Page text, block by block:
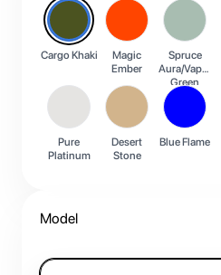
Cargo Khaki
Magic
Ember
Spruce
Aura/Vapor
Green
Pure
Platinum
Desert
Stone
Blue Flame
Model